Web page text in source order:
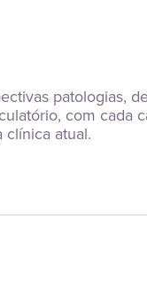
patologias,
com cada
atual.